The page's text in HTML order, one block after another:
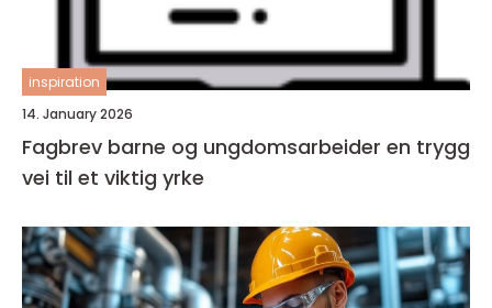
inspiration
14. January 2026
Fagbrev barne og ungdomsarbeider en trygg
vei til et viktig yrke